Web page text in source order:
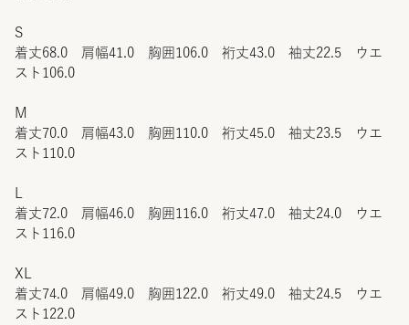
S
着丈68.0 肩幅41.0 胸囲106.0 裄丈43.0 袖丈22.5 ウエ
スト106.0
M
着丈70.0 肩幅43.0 胸囲110.0 裄丈45.0 袖丈23.5 ウエ
スト110.0
着丈72.0 肩幅46.0 胸囲116.0 裄丈47.0 袖丈24.0 ウエ
スト116.0
XL
着丈74.0 肩幅49.0 胸囲122.0 裄丈49.0 袖丈24.5 ウエ
スト122.0